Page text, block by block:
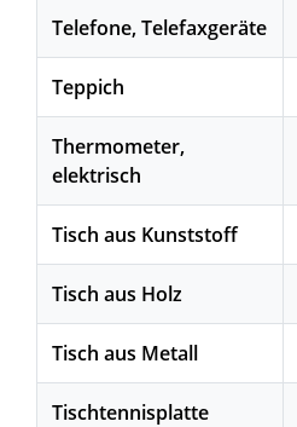
Telefone, Telefaxgeräte
Teppich
Thermometer,
elektrisch
Tisch aus Kunststoff
Tisch aus Holz
Tisch aus Metall
Tischtennisplatte